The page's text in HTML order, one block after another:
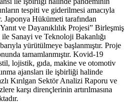
tespiti ve giderilmesi amacıyla
Japonya Hükümeti tarafından
ve Dayanıklılık Projesi” Birleşmiş
Sanayi ve Teknoloji Bakanlığı
yürütülmeye başlanmıştır. Proje
tamamlanmıştır. Kovid-19
lojistik, gıda, makine ve otomotiv
ajansları ile işbirliği halinde
Kırılgan Sektör Analizi Raporu ve
karşı dirençlerinin artırılmasına